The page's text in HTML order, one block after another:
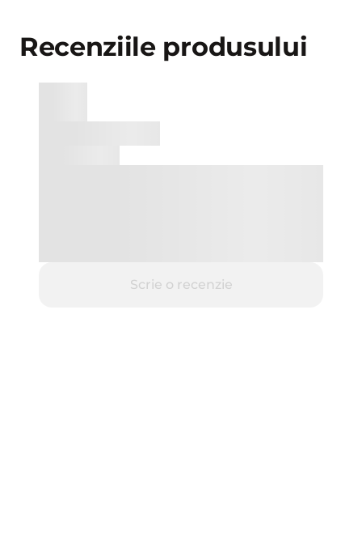
Recenziile produsului
Scrie o recenzie